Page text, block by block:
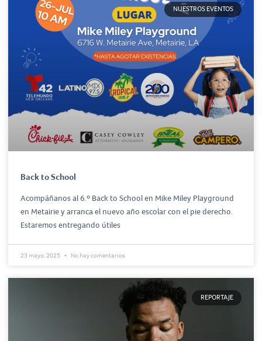
NUESTROS EVENTOS
Back to School
Acompáñanos al 6.º Back to School en Mike Miley Playground
en Metairie y arranca el nuevo año escolar con el pie derecho.
Estaremos entregando útiles
23 mayo, 2025 No hay comentarios
REPORTAJE